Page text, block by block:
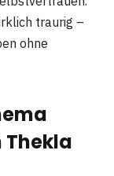
traurig –
ohne